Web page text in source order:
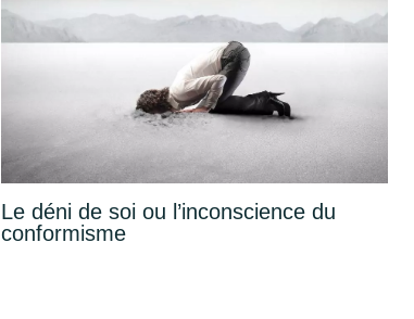
Le déni de soi ou l’inconscience du
conformisme